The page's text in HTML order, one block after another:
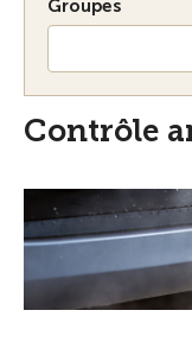
Groupes
Contrôle